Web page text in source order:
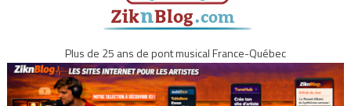
Plus de 25 ans de pont musical France-Québec